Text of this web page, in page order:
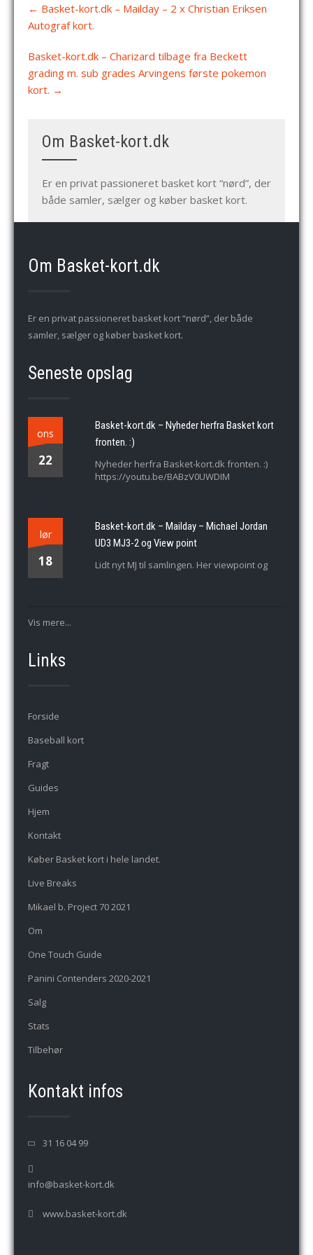
navigation
← Basket-kort.dk – Mailday – 2 x Christian Eriksen
Autograf kort.
Basket-kort.dk – Charizard tilbage fra Beckett
grading m. sub grades Arvingens første pokemon
kort. →
Om Basket-kort.dk
Er en privat passioneret basket kort “nørd”, der
både samler, sælger og køber basket kort.
Om Basket-kort.dk
Er en privat passioneret basket kort “nørd”, der både
samler, sælger og køber basket kort.
Seneste opslag
ons
22
Basket-kort.dk – Nyheder herfra Basket kort
fronten. :)
Nyheder herfra Basket-kort.dk fronten. :)
https://youtu.be/BABzV0UWDIM
lør
18
Basket-kort.dk – Mailday – Michael Jordan
UD3 MJ3-2 og View point
Lidt nyt MJ til samlingen. Her viewpoint og
Vis mere...
Links
Forside
Baseball kort
Fragt
Guides
Hjem
Kontakt
Køber Basket kort i hele landet.
Live Breaks
Mikael b. Project 70 2021
Om
One Touch Guide
Panini Contenders 2020-2021
Salg
Stats
Tilbehør
Kontakt infos
31 16 04 99
info@basket-kort.dk
www.basket-kort.dk